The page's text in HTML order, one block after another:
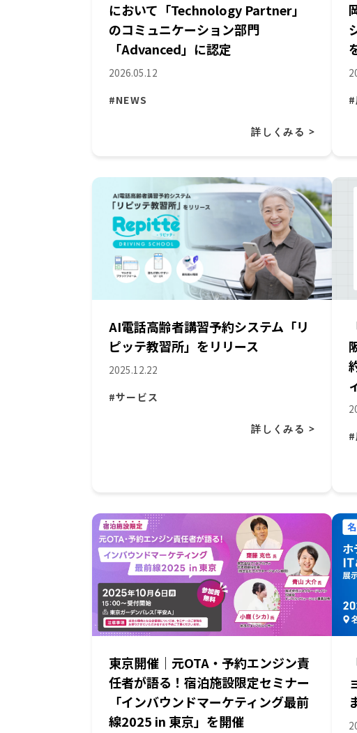
において「Technology Partner」
のコミュニケーション部門
「Advanced」に認定
2026.05.12
#NEWS
詳しくみる >
AI電話高齢者講習予約システム「リ
ピッテ教習所」をリリース
2025.12.22
#サービス
詳しくみる >
東京開催｜元OTA・予約エンジン責
任者が語る！宿泊施設限定セミナー
「インバウンドマーケティング最前
線2025 in 東京」を開催